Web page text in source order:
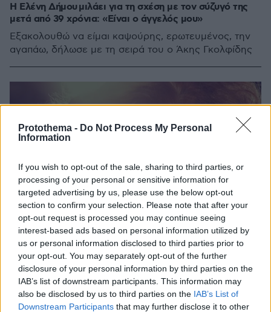
Protothema - Do Not Process My Personal
Information
If you wish to opt-out of the sale, sharing to third parties, or
processing of your personal or sensitive information for
targeted advertising by us, please use the below opt-out
section to confirm your selection. Please note that after your
opt-out request is processed you may continue seeing
interest-based ads based on personal information utilized by
us or personal information disclosed to third parties prior to
your opt-out. You may separately opt-out of the further
disclosure of your personal information by third parties on the
IAB’s list of downstream participants. This information may
also be disclosed by us to third parties on the IAB’s List of
Downstream Participants that may further disclose it to other
Η Ελένη Δήμου μιλάει για τη σχέση με τον σύζυγό της
μετά από 39 χρόνια: «Είναι ο άγγελός μου»
Εξακολουθώ να είμαι καψούρης, ερωτευμένος, την
αγαπάω, δήλωσε με τη σειρά του ο Άκης Γκολφίδης